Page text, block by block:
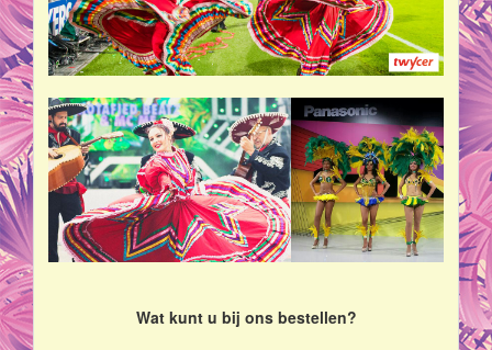
Wat kunt u bij ons bestellen?